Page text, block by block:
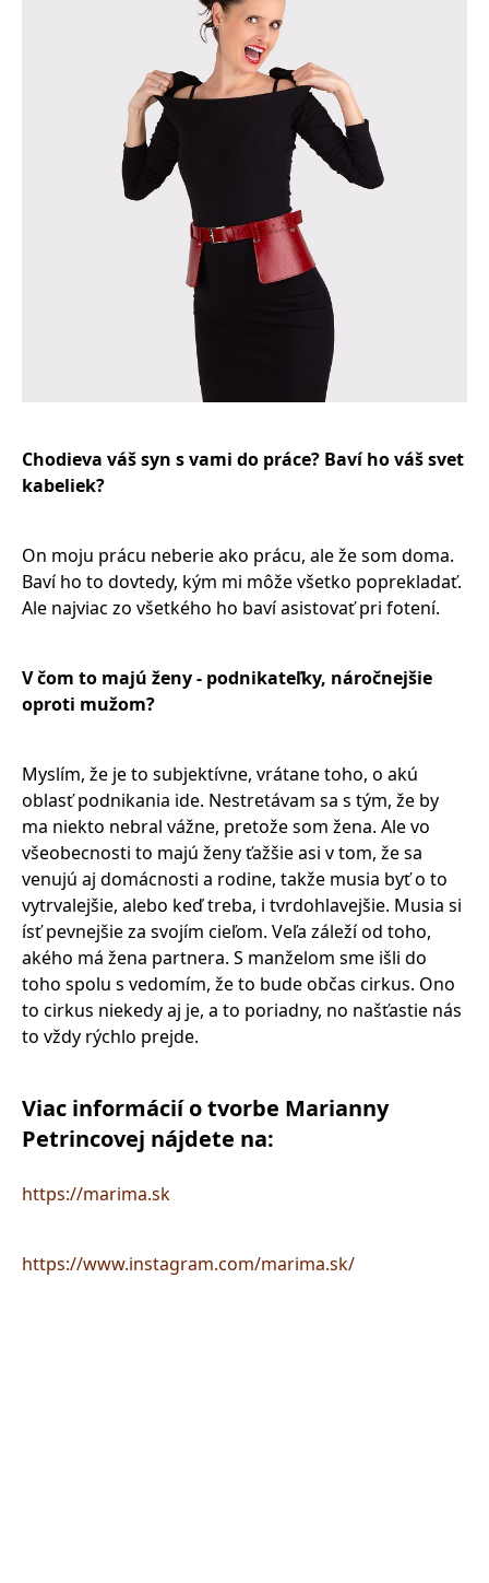
Chodieva váš syn s vami do práce? Baví ho váš svet
kabeliek?
On moju prácu neberie ako prácu, ale že som doma.
Baví ho to dovtedy, kým mi môže všetko poprekladať.
Ale najviac zo všetkého ho baví asistovať pri fotení.
V čom to majú ženy - podnikateľky, náročnejšie
oproti mužom?
Myslím, že je to subjektívne, vrátane toho, o akú
oblasť podnikania ide. Nestretávam sa s tým, že by
ma niekto nebral vážne, pretože som žena. Ale vo
všeobecnosti to majú ženy ťažšie asi v tom, že sa
venujú aj domácnosti a rodine, takže musia byť o to
vytrvalejšie, alebo keď treba, i tvrdohlavejšie. Musia si
ísť pevnejšie za svojím cieľom. Veľa záleží od toho,
akého má žena partnera. S manželom sme išli do
toho spolu s vedomím, že to bude občas cirkus. Ono
to cirkus niekedy aj je, a to poriadny, no našťastie nás
to vždy rýchlo prejde.
Viac informácií o tvorbe Marianny
Petrincovej nájdete na:
https://marima.sk
https://www.instagram.com/marima.sk/